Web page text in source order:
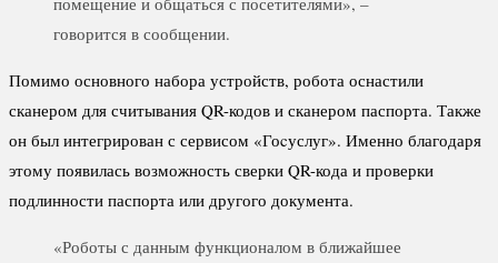
говорится в сообщении.
Помимо основного набора устройств, робота оснастили
сканером для считывания QR-кодов и сканером паспорта. Также
он был интегрирован с сервисом «Гоcуслуг». Именно благодаря
этому появилась возможность сверки QR-кода и проверки
подлинности паспорта или другого документа.
«Роботы с данным функционалом в ближайшее